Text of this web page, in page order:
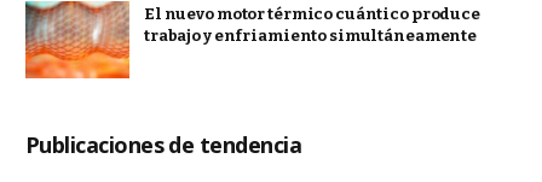
El nuevo motor térmico cuántico produce
trabajo y enfriamiento simultáneamente
Publicaciones de tendencia